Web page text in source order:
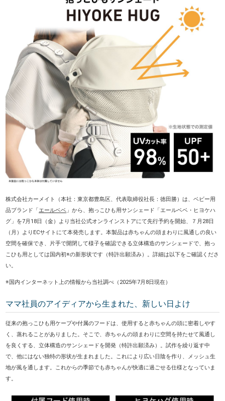
株式会社カーメイト（本社：東京都豊島区、代表取締役社長：徳田勝）は、ベビー用
品ブランド「エールベベ 」から、抱っこひも用サンシェード「エールベベ・ヒヨケハ
グ」を7月18日（金）より当社公式オンラインストアにて先行予約を開始、７月28日
（月）よりECサイトにて本発売します。本製品は赤ちゃんの頭まわりに風通しの良い
空間を確保でき、片手で開閉して様子を確認できる立体構造のサンシェードで、抱っ
こひも用としては国内初※の新形状です（特許出願済み）。詳細は以下をご確認くださ
い。
※国内インターネット上の情報から当社調べ（2025年7月8日現在）
ママ社員のアイディアから生まれた、新しい日よけ
従来の抱っこひも用ケープや付属のフードは、使用すると赤ちゃんの頭に密着しやす
く、蒸れることがありました。そこで、赤ちゃんの頭まわりに空間を持たせて風通し
を良くする、立体構造のサンシェードを開発（特許出願済み）。試作を繰り返す中
で、他にはない独特の形状が生まれました。これにより広い日陰を作り、メッシュ生
地が風を通します。これからの季節でも赤ちゃんが快適に過ごせる仕様となっていま
す。